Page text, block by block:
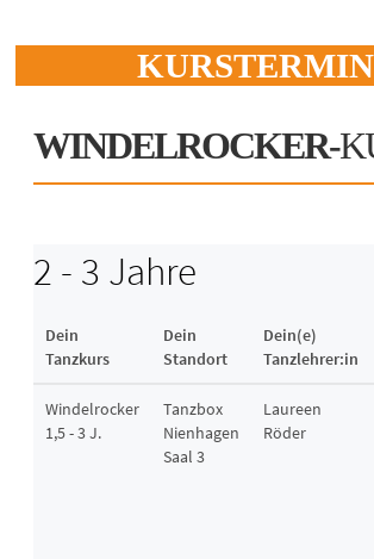
WINDELROCKER-